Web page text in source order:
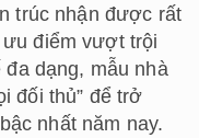
trúc nhận được rất
điểm vượt trội
dạng, mẫu nhà
đối thủ” để trở
nhất năm nay.